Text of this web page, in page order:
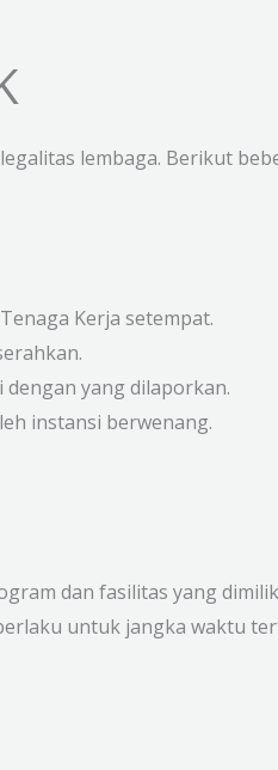
lembaga. Berikut
Kerja setempat.
yang dilaporkan.
instansi berwenang.
dan fasilitas yang
untuk jangka waktu